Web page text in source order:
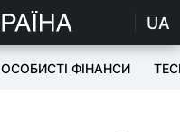
UA
ОСОБИСТІ ФІНАНСИ